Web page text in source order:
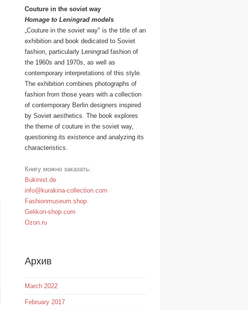
Couture in the soviet way
Homage to Leningrad models
„Couture in the soviet way" is the title of an
exhibition and book dedicated to Soviet
fashion, particularly Leningrad fashion of
the 1960s and 1970s, as well as
contemporary interpretations of this style.
The exhibition combines photographs of
fashion from those years with a collection
of contemporary Berlin designers inspired
by Soviet aesthetics. The book explores
the theme of couture in the soviet way,
questioning its existence and analyzing its
characteristics.
Книгу можно заказать:
Bukinist.de
info@kurakina-collection.com
Fashionmuseum.shop
Gelikon-shop.com
Ozon.ru
Aрхив
March 2022
February 2017